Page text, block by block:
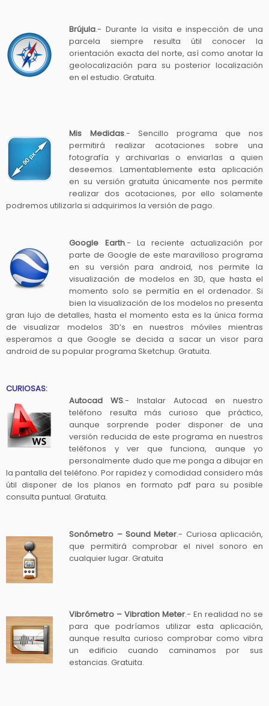
Brújula.- Durante la visita e inspección de una
parcela siempre resulta útil conocer la
orientación exacta del norte, así como anotar la
geolocalización para su posterior localización
en el estudio. Gratuita.
Mis Medidas.- Sencillo programa que nos
permitirá realizar acotaciones sobre una
fotografía y archivarlas o enviarlas a quien
deseemos. Lamentablemente esta aplicación
en su versión gratuita únicamente nos permite
realizar dos acotaciones, por ello solamente
podremos utilizarla si adquirimos la versión de pago.
Google Earth.- La reciente actualización por
parte de Google de este maravilloso programa
en su versión para android, nos permite la
visualización de modelos en 3D, que hasta el
momento solo se permitía en el ordenador. Si
bien la visualización de los modelos no presenta
gran lujo de detalles, hasta el momento esta es la única forma
de visualizar modelos 3D’s en nuestros móviles mientras
esperamos a que Google se decida a sacar un visor para
android de su popular programa Sketchup. Gratuita.
CURIOSAS:
Autocad WS.- Instalar Autocad en nuestro
teléfono resulta más curioso que práctico,
aunque sorprende poder disponer de una
versión reducida de este programa en nuestros
teléfonos y ver que funciona, aunque yo
personalmente dudo que me ponga a dibujar en
la pantalla del teléfono. Por rapidez y comodidad considero más
útil disponer de los planos en formato pdf para su posible
consulta puntual. Gratuita.
Sonómetro – Sound Meter.- Curiosa aplicación,
que permitirá comprobar el nivel sonoro en
cualquier lugar. Gratuita
Vibrómetro – Vibration Meter.- En realidad no se
para que podríamos utilizar esta aplicación,
aunque resulta curioso comprobar como vibra
un edificio cuando caminamos por sus
estancias. Gratuita.